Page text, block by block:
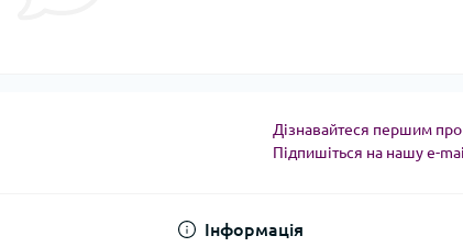
Дізнавайтеся першим про
Підпишіться на нашу e-
Інформація